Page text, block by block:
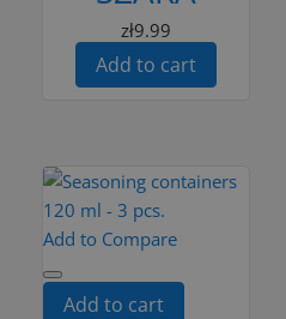
zł9.99
Add to cart
Add to Compare
Add to cart